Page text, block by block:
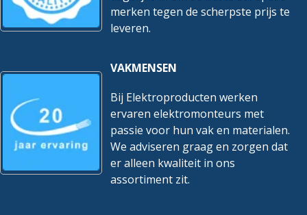
merken tegen de scherpste prijs te
leveren.
VAKMENSEN
Bij Elektroproducten werken
ervaren elektromonteurs met
passie voor hun vak en materialen.
We adviseren graag en zorgen dat
er alleen kwaliteit in ons
assortiment zit.